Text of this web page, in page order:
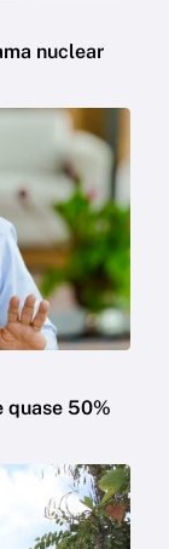
nuclear
quase 50%